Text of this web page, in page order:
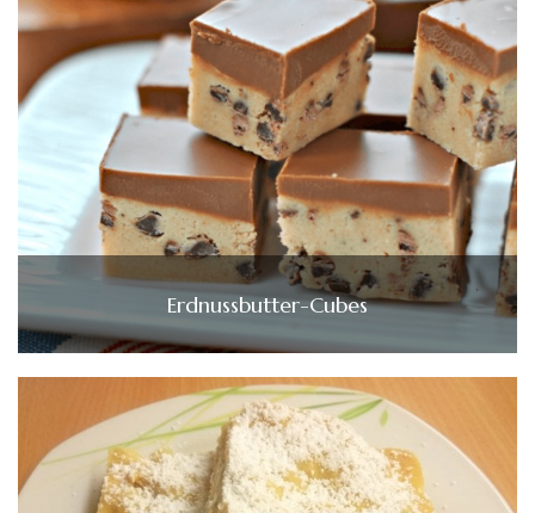
Erdnussbutter-Cubes